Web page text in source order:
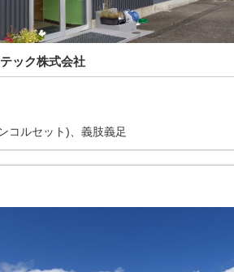
ック株式会社
コルセット)、義肢義足